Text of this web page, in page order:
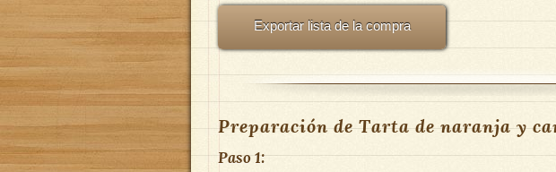
Exportar lista de la compra
Preparación de Tarta de naranja y
Paso 1: